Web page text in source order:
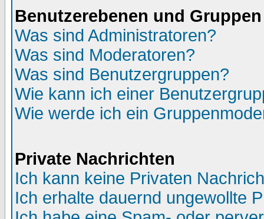
Benutzerebenen und Gruppen
Was sind Administratoren?
Was sind Moderatoren?
Was sind Benutzergruppen?
Wie kann ich einer
Wie werde ich ein
Private Nachrichten
Ich kann keine Privaten
Ich erhalte dauernd ungewollte